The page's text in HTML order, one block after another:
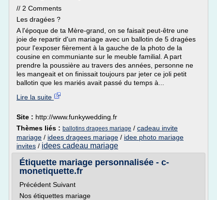
// 2 Comments
Les dragées ?
A l'époque de ta Mère-grand, on se faisait peut-être une
joie de repartir d'un mariage avec un ballotin de 5 dragées
pour l'exposer fièrement à la gauche de la photo de la
cousine en communiante sur le meuble familial. A part
prendre la poussière au travers des années, personne ne
les mangeait et on finissait toujours par jeter ce joli petit
ballotin que les mariés avait passé du temps à...
Lire la suite
Site : http://www.funkywedding.fr
Thèmes liés : ballotins dragees mariage / cadeau invite
mariage / idees dragees mariage / idee photo mariage
invites / idees cadeau mariage
Étiquette mariage personnalisée - c-
monetiquette.fr
Précédent Suivant
Nos étiquettes mariage